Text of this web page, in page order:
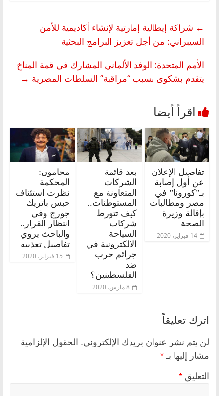
← شراكة إيطالية إمارتية لإنشاء أكاديمية للأمن
السيبراني: من أجل تعزيز البرامج البحثية
الأمم المتحدة: الوفد الألماني المشارك في قمة المناخ
يتقدم بشكوى بسبب “مراقبة” السلطات المصرية →
تفاصيل الإعلان
عن أول إصابة
بـ”كورونا” في
مصر ومطالبات
بإقالة وزيرة
الصحة
14 فبراير، 2020
بعد قائمة
الشركات
المتعاونة مع
المستوطنات..
كيف تتورط
شركات
السياحة
الالكترونية في
جرائم حرب
ضد
الفلسطينين؟
8 مارس، 2020
محامون:
المحكمة
نظرت استئناف
حبس باتريك
جورج وفي
انتظار القرار..
والباحث يروي
تفاصيل تعذيبه
15 فبراير، 2020
اترك تعليقاً
لن يتم نشر عنوان بريدك الإلكتروني. الحقول الإلزامية
مشار إليها بـ *
التعليق *